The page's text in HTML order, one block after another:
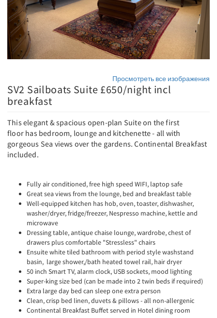
Просмотреть все изображения
SV2 Sailboats Suite £650/night incl
breakfast
This elegant & spacious open-plan Suite on the first
floor has bedroom, lounge and kitchenette - all with
gorgeous Sea views over the gardens. Continental Breakfast
included.
Fully air conditioned, free high speed WIFI, laptop safe
Great sea views from the lounge, bed and breakfast table
Well-equipped kitchen has hob, oven, toaster, dishwasher,
washer/dryer, fridge/freezer, Nespresso machine, kettle and
microwave
Dressing table, antique chaise lounge, wardrobe, chest of
drawers plus comfortable "Stressless" chairs
Ensuite white tiled bathroom with period style washstand
basin, large shower,/bath heated towel rail, hair dryer
50 inch Smart TV, alarm clock, USB sockets, mood lighting
Super-king size bed (can be made into 2 twin beds if required)
Extra large day bed can sleep one extra person
Clean, crisp bed linen, duvets & pillows - all non-allergenic
Continental Breakfast Buffet served in Hotel dining room